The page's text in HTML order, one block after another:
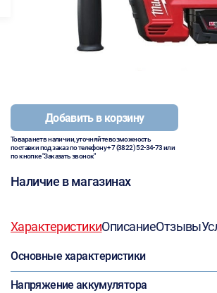
Добавить в корзину
Товара нет в наличии, уточняйте возможность
поставки под заказ по телефону+7 (3822) 52-34-73или
по кнопке "Заказать звонок"
Наличие в магазинах
ХарактеристикиОписаниеОтзывы
Основные характеристики
Напряжение аккумулятора